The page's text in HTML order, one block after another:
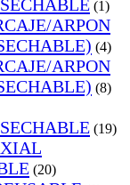
(1)
ARPON
(4)
ARPON
(8)
(19)
(20)